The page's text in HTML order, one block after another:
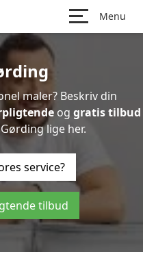
Menu
maler? Beskriv din
og gratis tilbud
lige her.
service?
tilbud